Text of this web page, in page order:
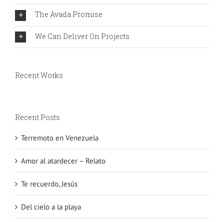
The Avada Promise
We Can Deliver On Projects
Recent Works
Recent Posts
Terremoto en Venezuela
Amor al atardecer – Relato
Te recuerdo, Jesús
Del cielo a la playa